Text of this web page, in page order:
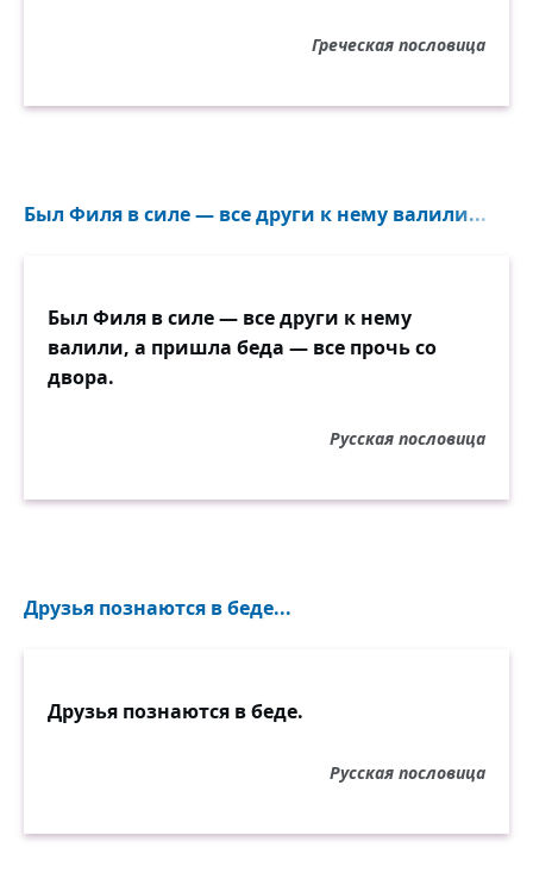
Греческая пословица
Был Филя в силе — все други к нему валили...
Был Филя в силе — все други к нему
валили, а пришла беда — все прочь со
двора.
Русская пословица
Друзья познаются в беде...
Друзья познаются в беде.
Русская пословица